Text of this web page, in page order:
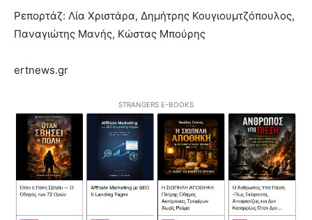
Ρεπορτάζ: Λία Χριστάρα, Δημήτρης Κουγιουμτζόπουλος,
Παναγιώτης Μανής, Κώστας Μπούρης
ertnews.gr
STRANGERS E-BOOKS